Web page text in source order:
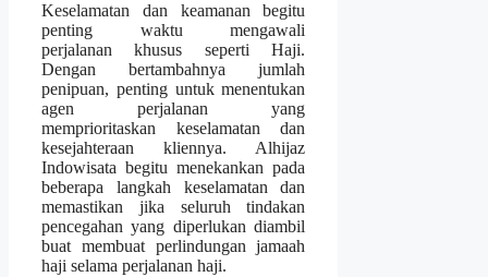
Keselamatan dan keamanan begitu
penting waktu mengawali
perjalanan khusus seperti Haji.
Dengan bertambahnya jumlah
penipuan, penting untuk menentukan
agen perjalanan yang
memprioritaskan keselamatan dan
kesejahteraan kliennya. Alhijaz
Indowisata begitu menekankan pada
beberapa langkah keselamatan dan
memastikan jika seluruh tindakan
pencegahan yang diperlukan diambil
buat membuat perlindungan jamaah
haji selama perjalanan haji.